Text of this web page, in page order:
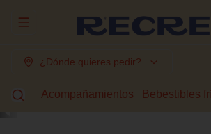
Abrir menu de navegación
¿Dónde quieres pedir?
Acompañamientos Bebestibles